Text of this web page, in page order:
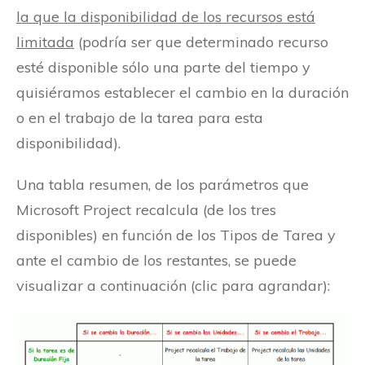
la que la disponibilidad de los recursos está
limitada (podría ser que determinado recurso
esté disponible sólo una parte del tiempo y
quisiéramos establecer el cambio en la duración
o en el trabajo de la tarea para esta
disponibilidad).
Una tabla resumen, de los parámetros que
Microsoft Project recalcula (de los tres
disponibles) en función de los Tipos de Tarea y
ante el cambio de los restantes, se puede
visualizar a continuación (clic para agrandar):